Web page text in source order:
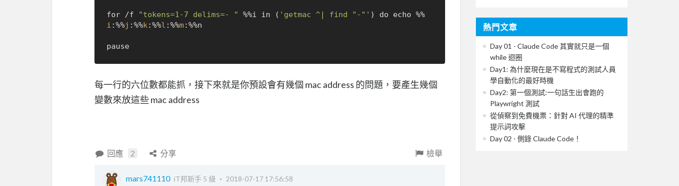
for /f "tokens=1-7 delims=- " %%i in ( 'getmac ^| find "-"' ) do echo %%
i :%%j :%%k:%%l :%%m:%%n
pause
每一行的六位數都能抓，接下來就是你預設會有幾個 mac address 的問題，要產生幾個
變數來放這些 mac address
回應 2 分享 檢舉
mars741110 iT邦新手 5 級 ‧ 2018-07-17 17:56:58
熱門文章
Day 01 - Claude Code 其實就只是一個
while 迴圈
Day1: 為什麼現在是不寫程式的測試人員
學自動化的最好時機
Day2: 第一個測試:一句話生出會跑的
Playwright 測試
從偵察到免費機票：針對 AI 代理的精準
提示詞攻擊
Day 02 - 側錄 Claude Code！